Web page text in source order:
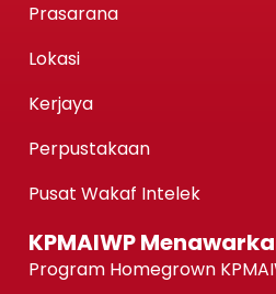
Prasarana
Lokasi
Kerjaya
Perpustakaan
Pusat Wakaf Intelek
KPMAIWP
Program Homegrown